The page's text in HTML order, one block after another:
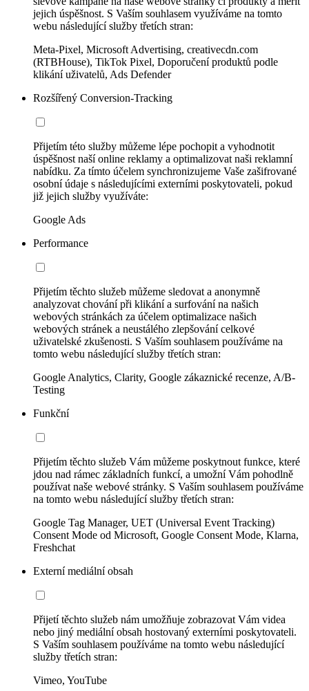
jejich úspěšnost. S Vaším souhlasem využíváme na tomto
webu následující služby třetích stran:
Meta-Pixel, Microsoft Advertising, creativecdn.com
(RTBHouse), TikTok Pixel, Doporučení produktů podle
klikání uživatelů, Ads Defender
Rozšířený Conversion-Tracking
Přijetím této služby můžeme lépe pochopit a vyhodnotit
úspěšnost naší online reklamy a optimalizovat naši reklamní
nabídku. Za tímto účelem synchronizujeme Vaše zašifrované
osobní údaje s následujícími externími poskytovateli, pokud
již jejich služby využíváte:
Google Ads
Performance
Přijetím těchto služeb můžeme sledovat a anonymně
analyzovat chování při klikání a surfování na našich
webových stránkách za účelem optimalizace našich
webových stránek a neustálého zlepšování celkové
uživatelské zkušenosti. S Vaším souhlasem používáme na
tomto webu následující služby třetích stran:
Google Analytics, Clarity, Google zákaznické recenze, A/B-
Testing
Funkční
Přijetím těchto služeb Vám můžeme poskytnout funkce, které
jdou nad rámec základních funkcí, a umožní Vám pohodlně
používat naše webové stránky. S Vaším souhlasem používáme
na tomto webu následující služby třetích stran:
Google Tag Manager, UET (Universal Event Tracking)
Consent Mode od Microsoft, Google Consent Mode, Klarna,
Freshchat
Externí mediální obsah
Přijetí těchto služeb nám umožňuje zobrazovat Vám videa
nebo jiný mediální obsah hostovaný externími poskytovateli.
S Vaším souhlasem používáme na tomto webu následující
služby třetích stran:
Vimeo, YouTube